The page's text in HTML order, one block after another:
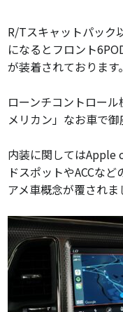
R/Tスキャットパック
になるとフロント
が装着されております。
ローンチコントロー
メリカン」なお車で御
内装に関してはApple
ドスポットやACCな
アメ車概念が覆されま